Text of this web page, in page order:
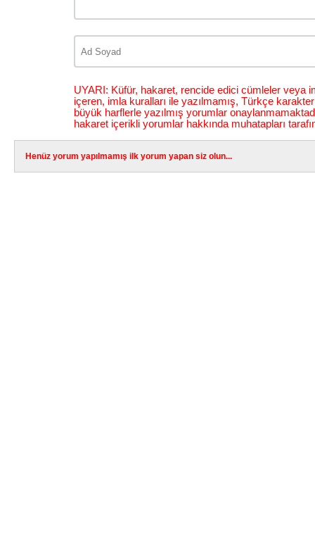
UYARI: Küfür, hakaret, rencide edici cümleler veya
içeren, imla kuralları ile yazılmamış, Türkçe
büyük harflerle yazılmış yorumlar
hakaret içerikli yorumlar hakkında muhatapları
Henüz yorum yapılmamış ilk yorum yapan siz olun...